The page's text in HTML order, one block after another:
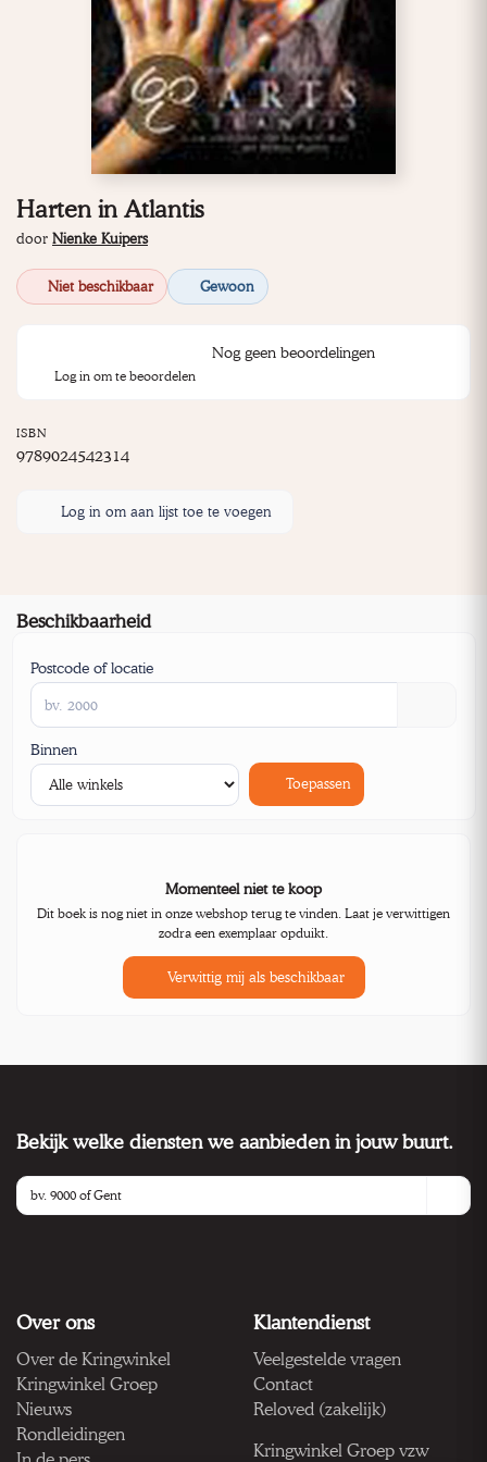
Harten in Atlantis
door Nienke Kuipers
Niet beschikbaar Gewoon
Nog geen beoordelingen
Log in om te beoordelen
ISBN
9789024542314
Log in om aan lijst toe te voegen
Beschikbaarheid
Postcode of locatie
Binnen
Toepassen
Momenteel niet te koop
Dit boek is nog niet in onze webshop terug te vinden. Laat je verwittigen
zodra een exemplaar opduikt.
Verwittig mij als beschikbaar
Bekijk welke diensten we aanbieden in jouw buurt.
Over ons
Over de Kringwinkel
Kringwinkel Groep
Nieuws
Rondleidingen
Klantendienst
Veelgestelde vragen
Contact
Reloved (zakelijk)
Kringwinkel Groep vzw